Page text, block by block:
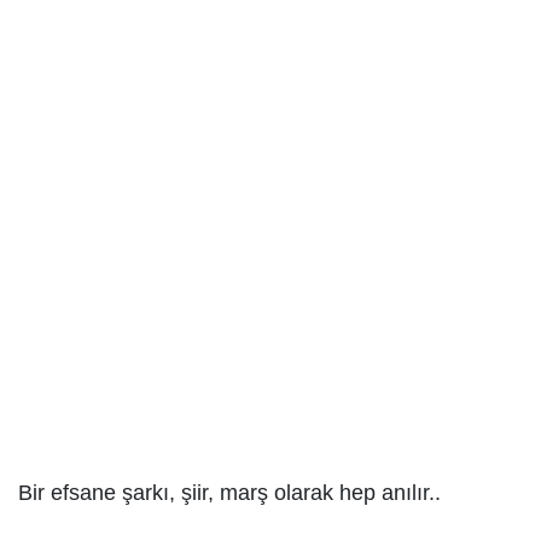
Bir efsane şarkı, şiir, marş olarak hep anılır..